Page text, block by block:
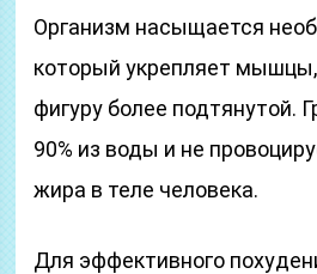
Организм насыщается
который укрепляет
фигуру более подтянутой.
90% из воды и не
жира в теле человека.
Для эффективного